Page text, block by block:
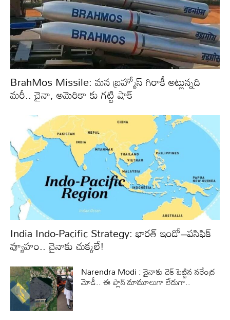
BrahMos Missile: మన బ్రహ్మోస్ గిరాకీ అట్లున్నది
మరీ.. చైనా, అమెరికా కు గట్టి షాక్
India Indo-Pacific Strategy: భారత్‌ ఇండో–పసిఫిక్‌
వ్యూహం.. చైనాకు చుక్కలే!
Narendra Modi : చైనాకు చెక్ పెట్టిన నరేంద్ర
మోడీ.. ఈ ప్లాన్ మామూలుగా లేదుగా..